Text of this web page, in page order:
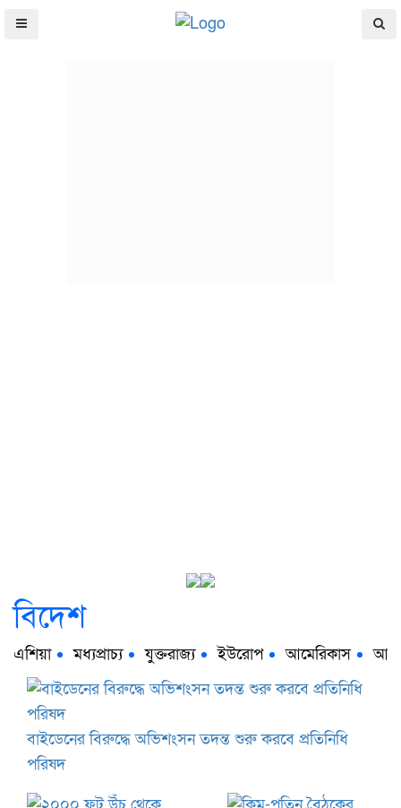
বিদেশ
এশিয়া মধ্যপ্রাচ্য যুক্তরাজ্য ইউরোপ আমেরিকাস
বাইডেনের বিরুদ্ধে অভিশংসন তদন্ত শুরু করবে প্রতিনিধি
পরিষদ